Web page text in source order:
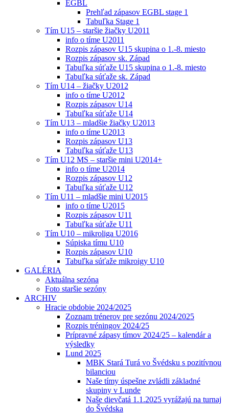
EGBL
Prehľad zápasov EGBL stage 1
Tabuľka Stage 1
Tím U15 – staršie žiačky U2011
info o tíme U2011
Rozpis zápasov U15 skupina o 1.-8. miesto
Rozpis zápasov sk. Západ
Tabuľka súťaže U15 skupina o 1.-8. miesto
Tabuľka súťaže sk. Západ
Tím U14 – žiačky U2012
info o tíme U2012
Rozpis zápasov U14
Tabuľka súťaže U14
Tím U13 – mladšie žiačky U2013
info o tíme U2013
Rozpis zápasov U13
Tabuľka súťaže U13
Tím U12 MS – staršie mini U2014+
info o tíme U2014
Rozpis zápasov U12
Tabuľka súťaže U12
Tím U11 – mladšie mini U2015
info o tíme U2015
Rozpis zápasov U11
Tabuľka súťaže U11
Tím U10 – mikroliga U2016
Súpiska tímu U10
Rozpis zápasov U10
Tabuľka súťaže mikroigy U10
GALÉRIA
Aktuálna sezóna
Foto staršie sezóny
ARCHIV
Hracie obdobie 2024/2025
Zoznam trénerov pre sezónu 2024/2025
Rozpis tréningov 2024/25
Prípravné zápasy tímov 2024/25 – kalendár a
výsledky
Lund 2025
MBK Stará Turá vo Švédsku s pozitívnou
bilanciou
Naše tímy úspešne zvládli základné
skupiny v Lunde
Naše dievčatá 1.1.2025 vyrážajú na turnaj
do Švédska